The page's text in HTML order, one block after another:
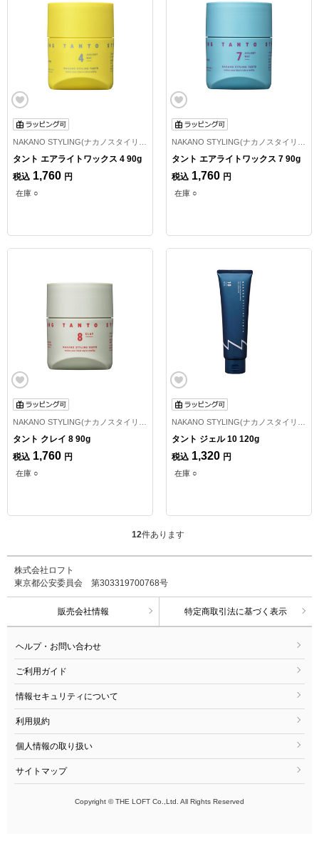
タント エアライトワックス 4 90g
税込 1,760 円
在庫 ○
タント エアライトワックス 7 90g
税込 1,760 円
在庫 ○
タント クレイ 8 90g
税込 1,760 円
在庫 ○
タント ジェル 10 120g
税込 1,320 円
在庫 ○
12件あります
株式会社ロフト
東京都公安委員会 第303319700768号
販売会社情報 特定商取引法に基づく表示
ヘルプ・お問い合わせ
ご利用ガイド
情報セキュリティについて
利用規約
個人情報の取り扱い
サイトマップ
Copyright © THE LOFT Co.,Ltd. All Rights Reserved